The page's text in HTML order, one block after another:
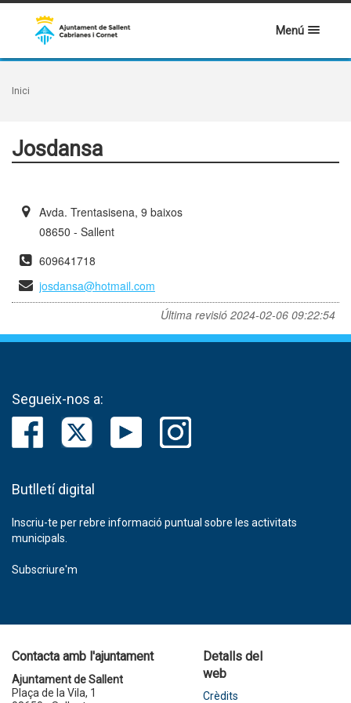
Menú
Inici
Josdansa
Avda. Trentasisena, 9 baixos
08650 - Sallent
609641718
josdansa@hotmail.com
Última revisió 2024-02-06 09:22:54
Segueix-nos a:
Butlletí digital
Inscriu-te per rebre informació puntual sobre les activitats
municipals.
Subscriure'm
Contacta amb l'ajuntament
Ajuntament de Sallent
Plaça de la Vila, 1
Detalls del
web
Crèdits